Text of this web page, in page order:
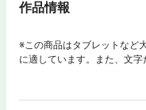
作品情報
※この商品はタブレットなど
に適しています。また、文
ト、検索、辞書の参照、引
ない状態のWindows8.1を迷
モデルで大人気のタブレッ